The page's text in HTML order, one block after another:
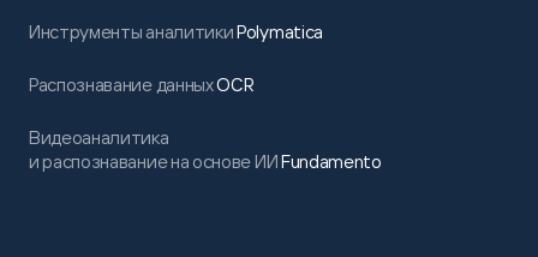
Инструменты аналитикиPolymatica
Распознавание данныхOCR
Видеоаналитика
и распознавание на основе ИИFundamento